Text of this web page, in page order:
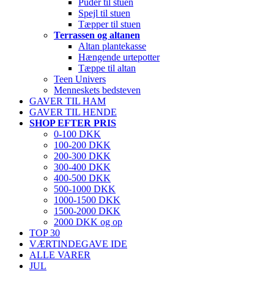
Puder til stuen
Spejl til stuen
Tæpper til stuen
Terrassen og altanen
Altan plantekasse
Hængende urtepotter
Tæppe til altan
Teen Univers
Menneskets bedsteven
GAVER TIL HAM
GAVER TIL HENDE
SHOP EFTER PRIS
0-100 DKK
100-200 DKK
200-300 DKK
300-400 DKK
400-500 DKK
500-1000 DKK
1000-1500 DKK
1500-2000 DKK
2000 DKK og op
TOP 30
VÆRTINDEGAVE IDE
ALLE VARER
JUL